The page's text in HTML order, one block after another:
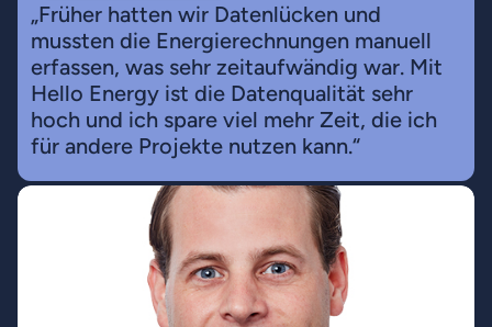
„Früher hatten wir Datenlücken und
mussten die Energierechnungen manuell
erfassen, was sehr zeitaufwändig war. Mit
Hello Energy ist die Datenqualität sehr
hoch und ich spare viel mehr Zeit, die ich
für andere Projekte nutzen kann.“